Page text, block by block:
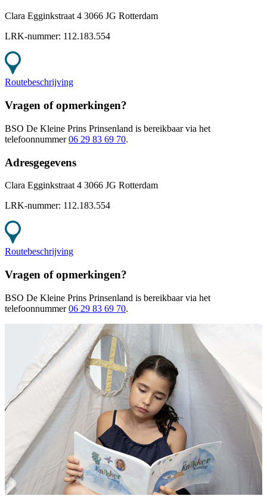
Clara Egginkstraat 4 3066 JG Rotterdam
LRK-nummer: 112.183.554
Routebeschrijving
Vragen of opmerkingen?
BSO De Kleine Prins Prinsenland is bereikbaar via het
telefoonnummer 06 29 83 69 70.
Adresgegevens
Clara Egginkstraat 4 3066 JG Rotterdam
LRK-nummer: 112.183.554
Routebeschrijving
Vragen of opmerkingen?
BSO De Kleine Prins Prinsenland is bereikbaar via het
telefoonnummer 06 29 83 69 70.